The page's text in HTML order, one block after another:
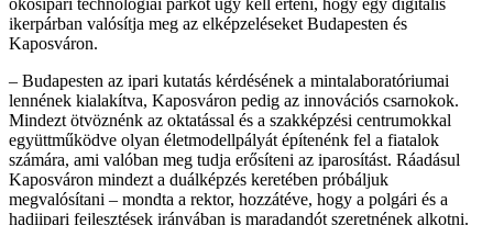
okosipari technológiai parkot úgy kell érteni, hogy egy digitális
ikerpárban valósítja meg az elképzeléseket Budapesten és
Kaposváron.
– Budapesten az ipari kutatás kérdésének a mintalaboratóriumai
lennének kialakítva, Kaposváron pedig az innovációs csarnokok.
Mindezt ötvöznénk az oktatással és a szakképzési centrumokkal
együttműködve olyan életmodellpályát építenénk fel a fiatalok
számára, ami valóban meg tudja erősíteni az iparosítást. Ráadásul
Kaposváron mindezt a duálképzés keretében próbáljuk
megvalósítani – mondta a rektor, hozzátéve, hogy a polgári és a
hadiipari fejlesztések irányában is maradandót szeretnének alkotni.